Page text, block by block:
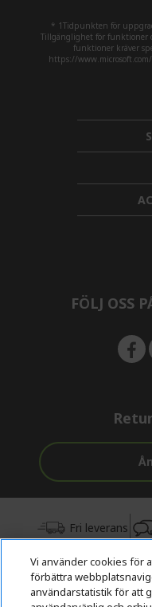
* 1Tidpunkten för
Tillgänglighet för funktioner
funktioner kräver
https://
FÖLJ OSS
Fri leverans
© 2026 Acer Inc.
Vi använder cookies för
förbättra
användarstatistik för att